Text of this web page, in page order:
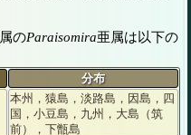
属のParaisomira亜属は以下の
分布
本州，猿島，淡路島，因島，四
国，小豆島，九州，大島（筑
前），下甑島